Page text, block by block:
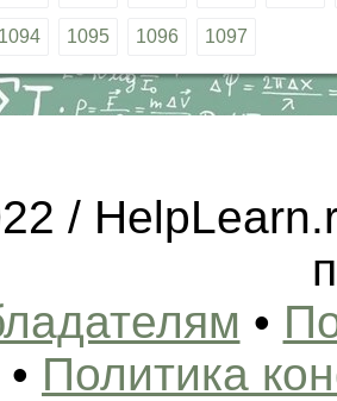
1094 1095 1096 1097
/
•
• Политика